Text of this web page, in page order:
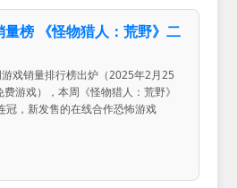
榜 《怪物猎人：荒野》二
戏销量排行榜出炉（2025年2月25
游戏），本周《怪物猎人：荒野》
冠，新发售的在线合作恐怖游戏